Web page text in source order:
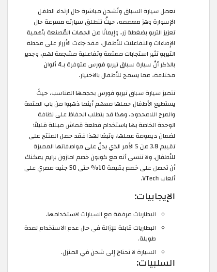
تعمل سيارة السباق وتُشحن مباشرة حال ارتداء الطفل
الإسوارة وهز معصمه، حيثُ تنطلق سيارته مسرعة حال
تعزيز التربو بضغطة زر، وإيمانًا من الجهات المُصنعة بأهمية
الإضاءات والتفاعلات للأطفال، فقد جاءت الأزرار على محطة
التيربو تثير استجابات ممتعة وتفاعلية مشجعة لهم، وجدير
بالذكر أنّ سيارة سباق تيربو فورس متوفرة بـ4 ألوان
مختلفة، مما يسمح للأطفال بالاختيار.
تتميز سيارة سباق تيربو فورس بحجمها المناسب، حيثُ
يستطيع الأطفال حملها معهم أينما ذهبوا من باب المتعة
والمرح اللامحدود، وهذا قد يتطلب الحفاظ على نظافة
الوحدة الخاصة بها باستخدام قطعة قماش مبللة قليلاً؛
لضمان ديمومة عملها، وتبعًا لهذا فقد حصل المنتج على
تقييم 3.8 من 5 الأمر الذي يدلّ على مواصفاتها المميزة
للأطفال. ولا تنسى أنه مع كوبون خصم امازون برايم يمكنك
أن تحصل على خصم بقيمة 10% حتى 50 جنيه مصري على
ألعاب VTech.
الإيجابيات:
البطاريات مرفقة مع السيارات لاستخدامها.
البطاريات قابلة للإزالة في حال عدم الاستخدام لمدة
طويلة.
السيارة لا تحتاج إلى شحن في المنزل.
السلبيات: